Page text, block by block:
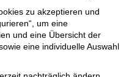
zu akzeptieren und
um eine
und eine Übersicht der
eine individuelle Auswahl